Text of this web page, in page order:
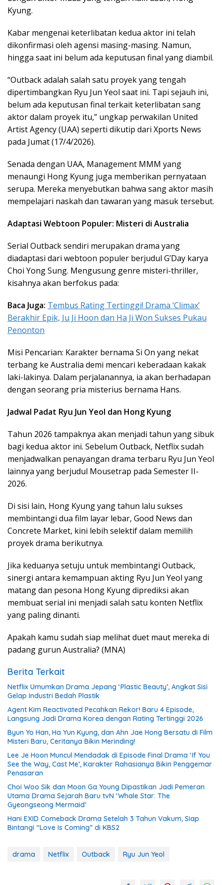
Kyung.
Kabar mengenai keterlibatan kedua aktor ini telah
dikonfirmasi oleh agensi masing-masing. Namun,
hingga saat ini belum ada keputusan final yang diambil.
“Outback adalah salah satu proyek yang tengah
dipertimbangkan Ryu Jun Yeol saat ini. Tapi sejauh ini,
belum ada keputusan final terkait keterlibatan sang
aktor dalam proyek itu,” ungkap perwakilan United
Artist Agency (UAA) seperti dikutip dari Xports News
pada Jumat (17/4/2026).
Senada dengan UAA, Management MMM yang
menaungi Hong Kyung juga memberikan pernyataan
serupa. Mereka menyebutkan bahwa sang aktor masih
mempelajari naskah dan tawaran yang masuk tersebut.
Adaptasi Webtoon Populer: Misteri di Australia
Serial Outback sendiri merupakan drama yang
diadaptasi dari webtoon populer berjudul G’Day karya
Choi Yong Sung. Mengusung genre misteri-thriller,
kisahnya akan berfokus pada:
Baca Juga: Tembus Rating Tertinggi! Drama ‘Climax’
Berakhir Epik, Ju Ji Hoon dan Ha Ji Won Sukses Pukau
Penonton
Misi Pencarian: Karakter bernama Si On yang nekat
terbang ke Australia demi mencari keberadaan kakak
laki-lakinya. Dalam perjalanannya, ia akan berhadapan
dengan seorang pria misterius bernama Hans.
Jadwal Padat Ryu Jun Yeol dan Hong Kyung
Tahun 2026 tampaknya akan menjadi tahun yang sibuk
bagi kedua aktor ini. Sebelum Outback, Netflix sudah
menjadwalkan penayangan drama terbaru Ryu Jun Yeol
lainnya yang berjudul Mousetrap pada Semester II-
2026.
Di sisi lain, Hong Kyung yang tahun lalu sukses
membintangi dua film layar lebar, Good News dan
Concrete Market, kini lebih selektif dalam memilih
proyek drama berikutnya.
Jika keduanya setuju untuk membintangi Outback,
sinergi antara kemampuan akting Ryu Jun Yeol yang
matang dan pesona Hong Kyung diprediksi akan
membuat serial ini menjadi salah satu konten Netflix
yang paling dinanti.
Apakah kamu sudah siap melihat duet maut mereka di
padang gurun Australia? (MNA)
Berita Terkait
Netflix Umumkan Drama Jepang ‘Plastic Beauty’, Angkat Sisi
Gelap Industri Bedah Plastik
Agent Kim Reactivated Pecahkan Rekor! Baru 4 Episode,
Langsung Jadi Drama Korea dengan Rating Tertinggi 2026
Byun Yo Han, Ha Yun Kyung, dan Ahn Jae Hong Bersatu di Film
Misteri Baru, Ceritanya Bikin Merinding!
Lee Je Hoon Muncul Mendadak di Episode Final Drama ‘If You
See the Way, Cast Me’, Karakter Rahasianya Bikin Penggemar
Penasaran
Choi Woo Sik dan Moon Ga Young Dipastikan Jadi Pemeran
Utama Drama Sejarah Baru tvN ‘Whale Star: The
Gyeongseong Mermaid’
Hani EXID Comeback Drama Setelah 3 Tahun Vakum, Siap
Bintangi “Love Is Coming” di KBS2
drama Netflix Outback Ryu Jun Yeol